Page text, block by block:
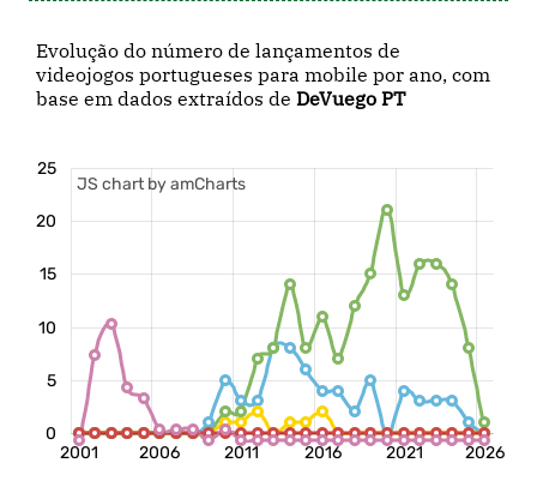
Evolução do número de lançamentos de
videojogos portugueses para mobile por ano, com
base em dados extraídos deDeVuego PT
2001 2006 2011 2016 2021 2026
0
5
10
15
20
25
JS chart by amCharts